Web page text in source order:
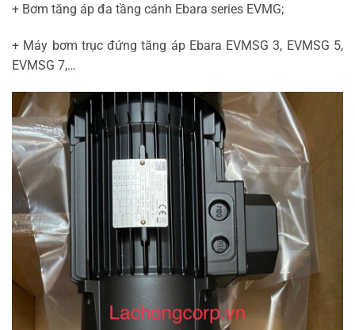
+ Bơm tăng áp đa tầng cánh Ebara series EVMG;
+ Máy bơm trục đứng tăng áp Ebara EVMSG 3, EVMSG 5,
EVMSG 7,…